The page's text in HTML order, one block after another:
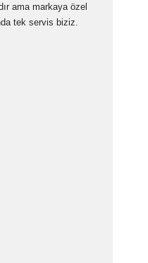
ama markaya özel
tek servis biziz.